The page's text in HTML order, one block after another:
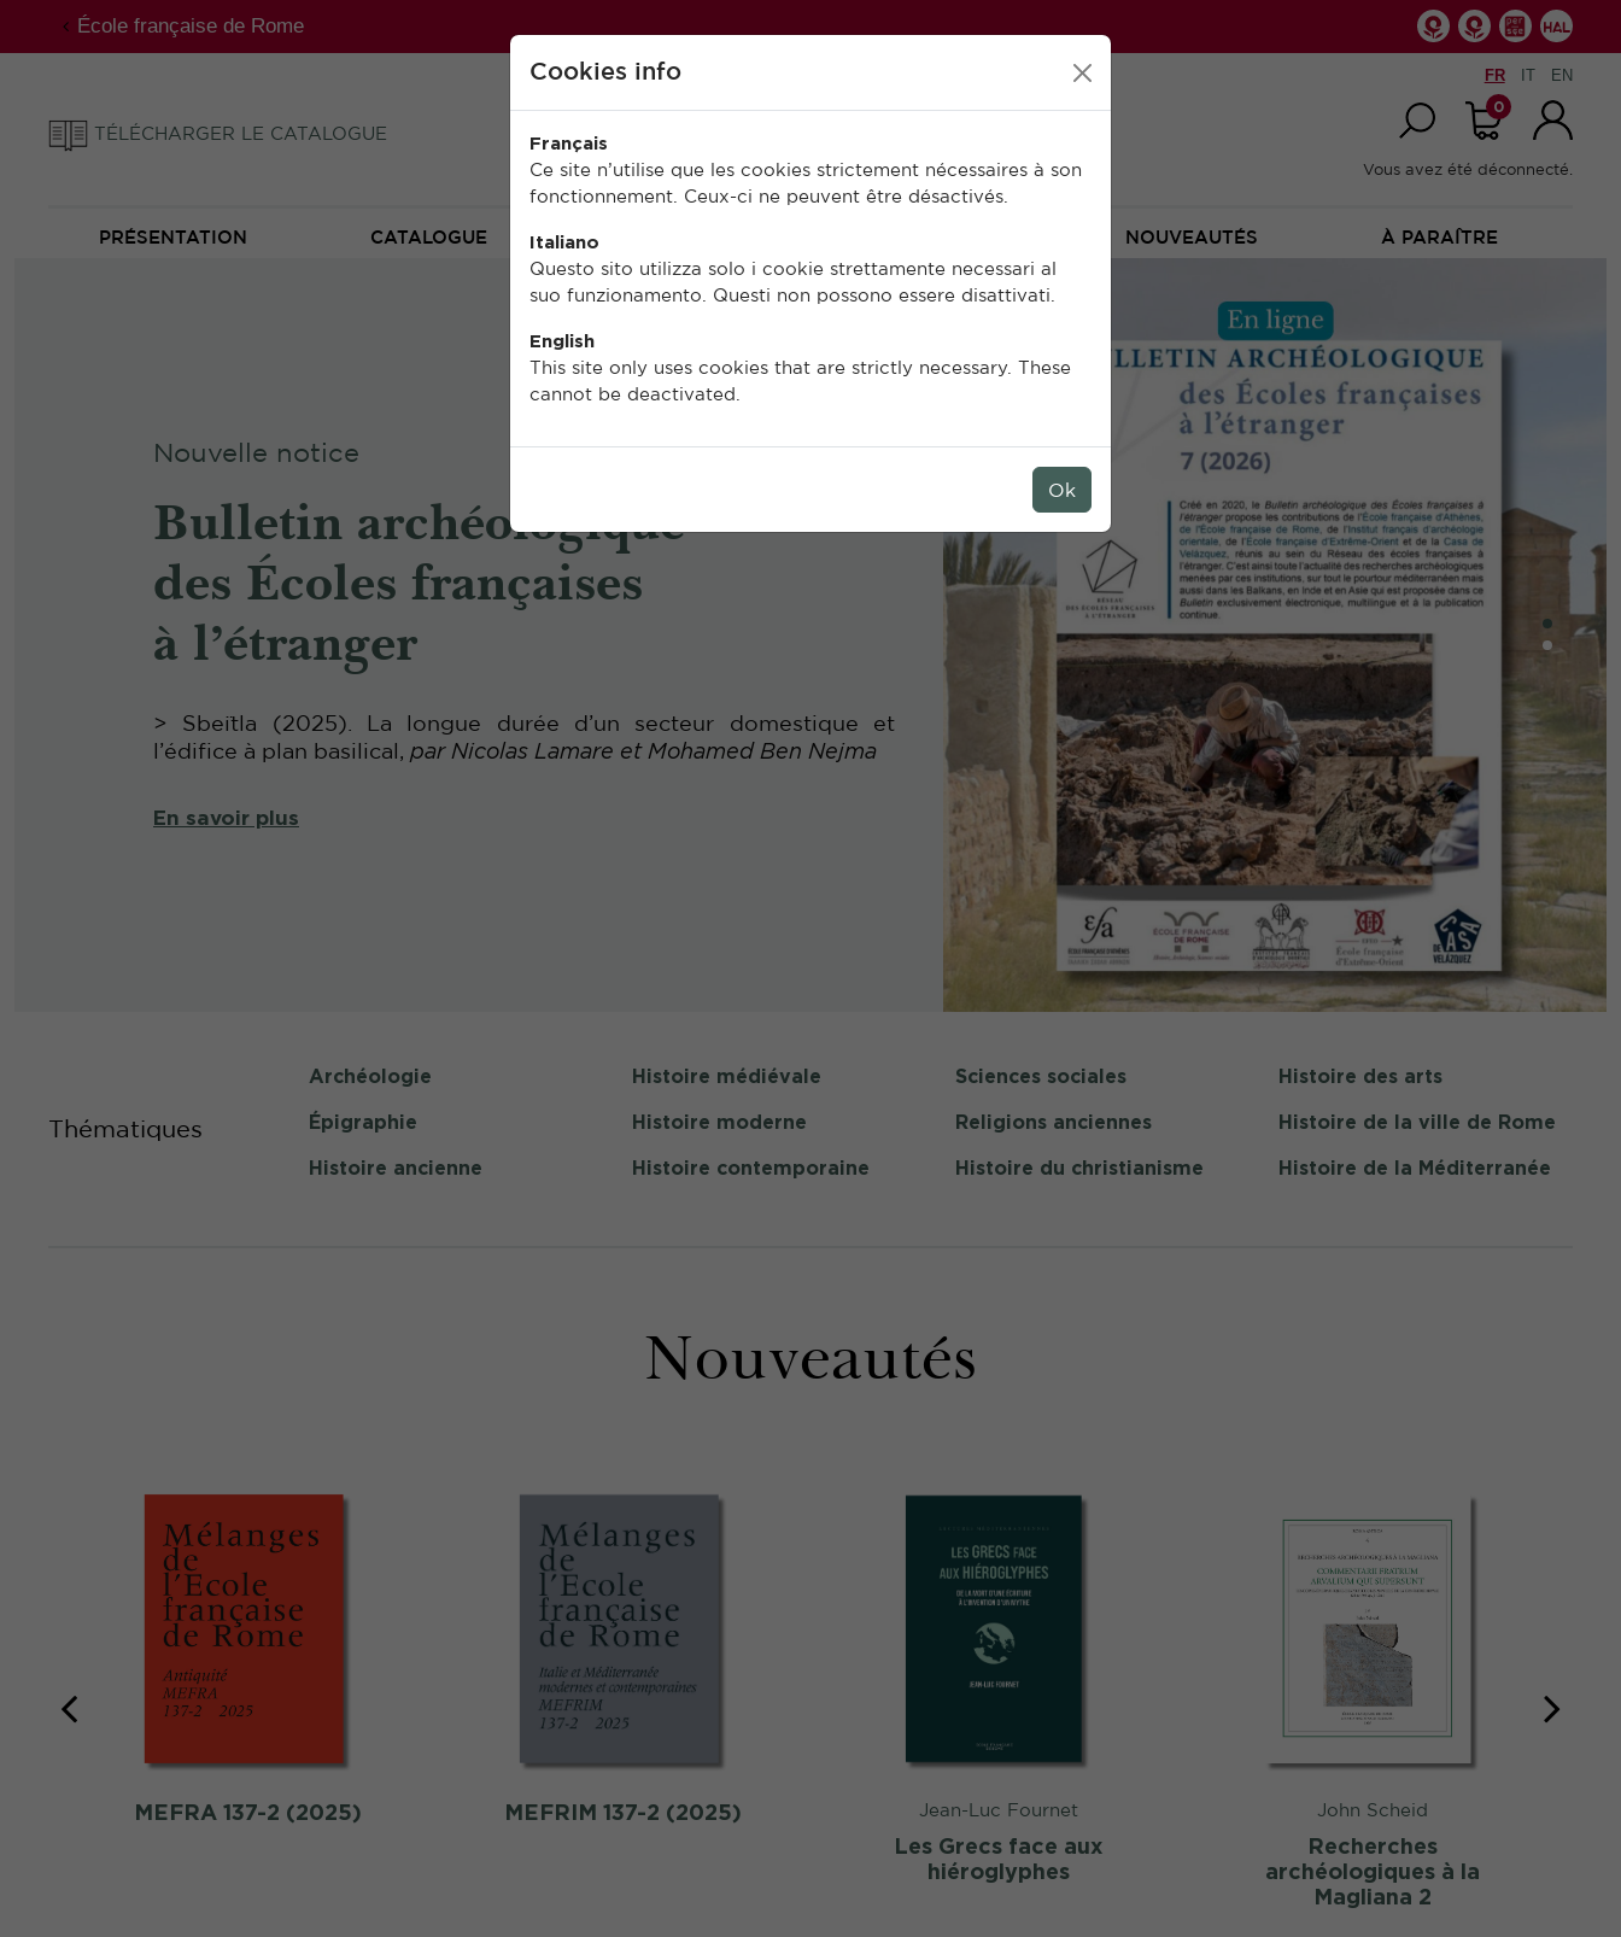
École française de Rome
FR IT EN
TÉLÉCHARGER LE CATALOGUE
0
Vous avez été déconnecté.
PRÉSENTATION CATALOGUE NOUVEAUTÉS À PARAÎTRE
Nouvelle notice
Bulletin archéologique
des Écoles françaises
à l’étranger
> Sbeïtla (2025). La longue durée d’un secteur domestique et
l’édifice à plan basilical, par Nicolas Lamare et Mohamed Ben Nejma
En savoir plus
Thématiques
Archéologie
Épigraphie
Histoire ancienne
Histoire médiévale
Histoire moderne
Histoire contemporaine
Sciences sociales
Religions anciennes
Histoire du christianisme
Histoire des arts
Histoire de la ville de Rome
Histoire de la Méditerranée
Nouveautés
MEFRA 137-2 (2025) MEFRIM 137-2 (2025) Jean-Luc Fournet
Les Grecs face aux
hiéroglyphes
John Scheid
Recherches
archéologiques à la
Magliana 2
Cookies info
Français
Ce site n’utilise que les cookies strictement nécessaires à son
fonctionnement. Ceux-ci ne peuvent être désactivés.
Italiano
Questo sito utilizza solo i cookie strettamente necessari al
suo funzionamento. Questi non possono essere disattivati.
English
This site only uses cookies that are strictly necessary. These
cannot be deactivated.
Ok